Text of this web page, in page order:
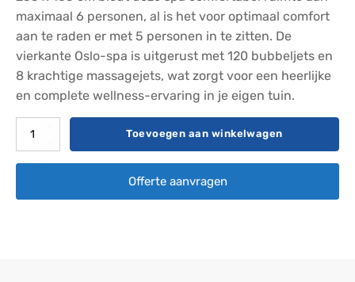
maximaal 6 personen, al is het voor optimaal comfort
aan te raden er met 5 personen in te zitten. De
vierkante Oslo-spa is uitgerust met 120 bubbeljets en
8 krachtige massagejets, wat zorgt voor een heerlijke
en complete wellness-ervaring in je eigen tuin.
MSpa
Oslo
Toevoegen aan winkelwagen
Offerte aanvragen